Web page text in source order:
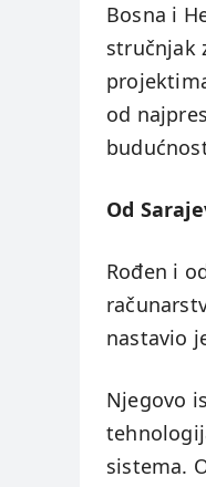
Bosna i
stručnjak
od
Od
Rođen i
nastavio
Njegovo
sistema.